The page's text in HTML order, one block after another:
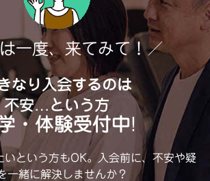
一度、来てみて！／
なり入会するのは
不安…という方
・体験受付中!
という方もOK。 入会前に、不安や疑
一緒に解決しませんか？